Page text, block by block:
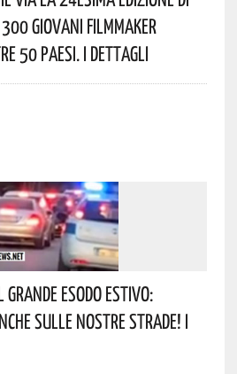
Giovani Filmmaker
50 Paesi. I Dettagli
Esodo Estivo:
Sulle Nostre Strade! I